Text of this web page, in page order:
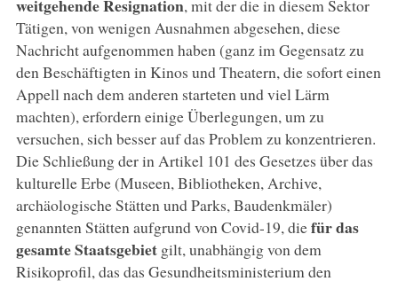
weitgehende Resignation, mit der die in diesem Sektor
Tätigen, von wenigen Ausnahmen abgesehen, diese
Nachricht aufgenommen haben (ganz im Gegensatz zu
den Beschäftigten in Kinos und Theatern, die sofort einen
Appell nach dem anderen starteten und viel Lärm
machten), erfordern einige Überlegungen, um zu
versuchen, sich besser auf das Problem zu konzentrieren.
Die Schließung der in Artikel 101 des Gesetzes über das
kulturelle Erbe (Museen, Bibliotheken, Archive,
archäologische Stätten und Parks, Baudenkmäler)
genannten Stätten aufgrund von Covid-19, diefür das
gesamte Staatsgebietgilt, unabhängig von dem
Risikoprofil, das das Gesundheitsministerium den